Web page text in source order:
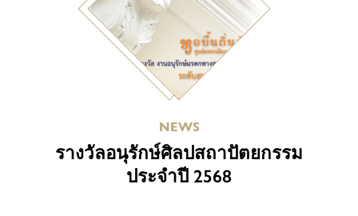
NEWS
รางวัลอนุรักษ์ศิลปสถาปัตยกรรม
ประจำปี 2568